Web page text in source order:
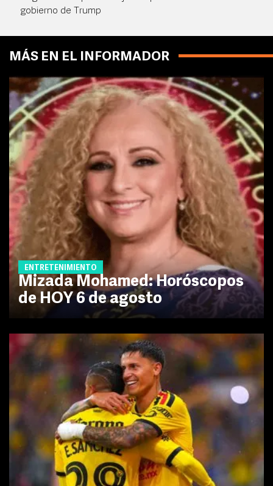
gobierno de Trump
MÁS EN EL INFORMADOR
ENTRETENIMIENTO
Mizada Mohamed: Horóscopos
de HOY 6 de agosto